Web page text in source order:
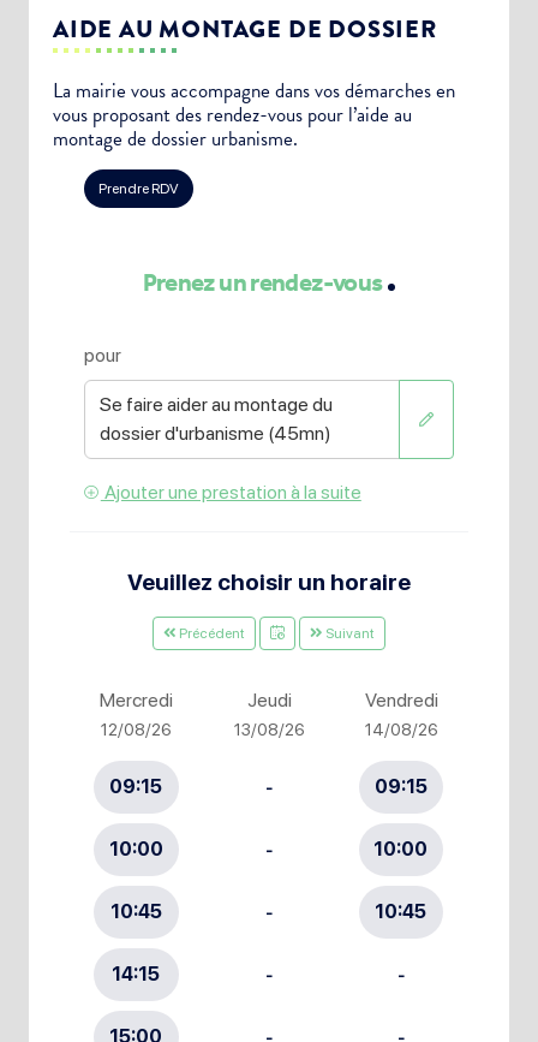
AIDE AU MONTAGE DE DOSSIER
La mairie vous accompagne dans vos démarches en
vous proposant des rendez-vous pour l’aide au
montage de dossier urbanisme.